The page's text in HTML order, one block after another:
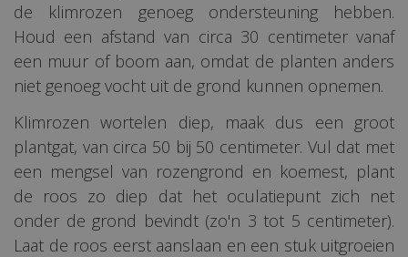
de klimrozen genoeg ondersteuning hebben.
Houd een afstand van circa 30 centimeter vanaf
een muur of boom aan, omdat de planten anders
niet genoeg vocht uit de grond kunnen opnemen.
Klimrozen wortelen diep, maak dus een groot
plantgat, van circa 50 bij 50 centimeter. Vul dat met
een mengsel van rozengrond en koemest, plant
de roos zo diep dat het oculatiepunt zich net
onder de grond bevindt (zo'n 3 tot 5 centimeter).
Laat de roos eerst aanslaan en een stuk uitgroeien